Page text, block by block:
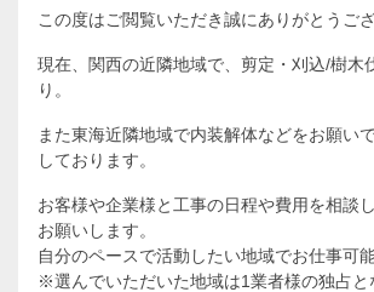
この度はご閲覧いただき誠にありがとうござ
現在、関西の近隣地域で、剪定・刈込/樹木
り。
また東海近隣地域で内装解体などをお願い
しております。
お客様や企業様と工事の日程や費用を相談
お願いします。
自分のペースで活動したい地域でお仕事可能
※選んでいただいた地域は1業者様の独占と